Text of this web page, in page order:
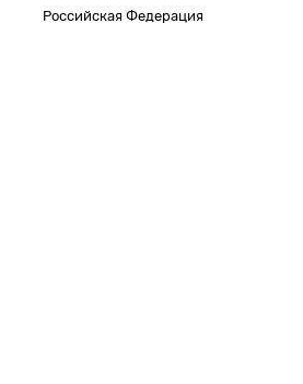
Российская Федерация